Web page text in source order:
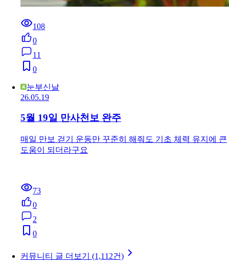
108
0
11
0
눈부신날
26.05.19
5월 19일 만사천보 완주
매일 만보 걷기 운동만 꾸준히 해줘도 기초 체력 유지에 큰
도움이 되더라구요